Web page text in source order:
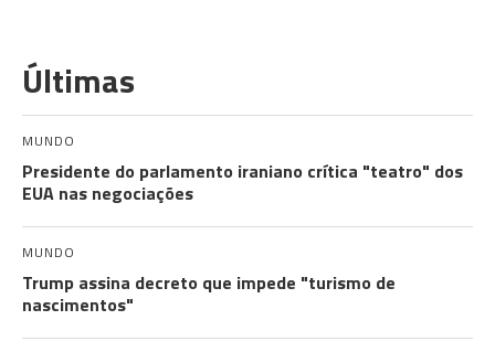
Últimas
MUNDO
Presidente do parlamento iraniano crítica "teatro" dos
EUA nas negociações
MUNDO
Trump assina decreto que impede "turismo de
nascimentos"